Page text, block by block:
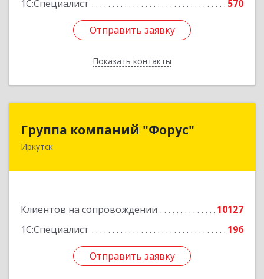
1С:Специалист
570
Отправить заявку
Показать контакты
Отправить заявку
Назад
Группа компаний "Форус"
Иркутск
Клиентов на сопровождении
10127
1С:Специалист
196
Отправить заявку
Группа компаний "Форус"
664007, Иркутская обл, Иркутск г, Ямская ул,
Отправить заявку